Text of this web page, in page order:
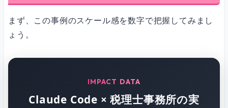
まず、この事例のスケール感を数字で把握してみまし
ょう。
IMPACT DATA
Claude Code × 税理士事務所の実